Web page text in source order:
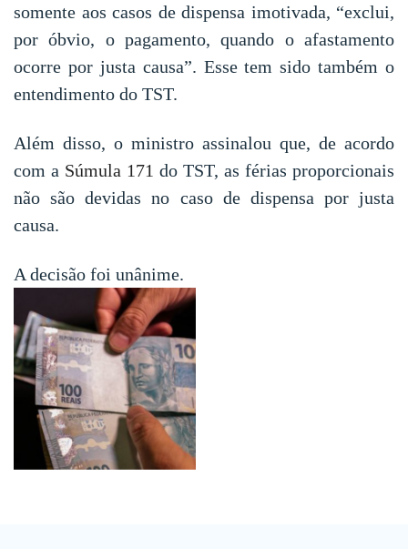
somente aos casos de dispensa imotivada, “exclui,
por óbvio, o pagamento, quando o afastamento
ocorre por justa causa”. Esse tem sido também o
entendimento do TST.
Além disso, o ministro assinalou que, de acordo
com a Súmula 171 do TST, as férias proporcionais
não são devidas no caso de dispensa por justa
causa.
A decisão foi unânime.